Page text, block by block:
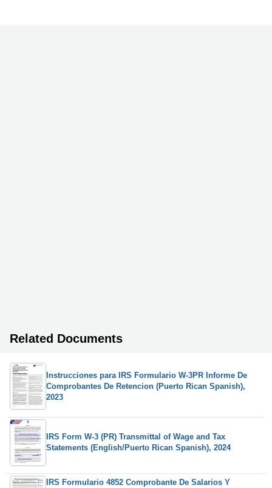
Related Documents
Instrucciones para IRS Formulario W-3PR Informe De
Comprobantes De Retencion (Puerto Rican Spanish),
2023
IRS Form W-3 (PR) Transmittal of Wage and Tax
Statements (English/Puerto Rican Spanish), 2024
IRS Formulario 4852 Comprobante De Salarios Y